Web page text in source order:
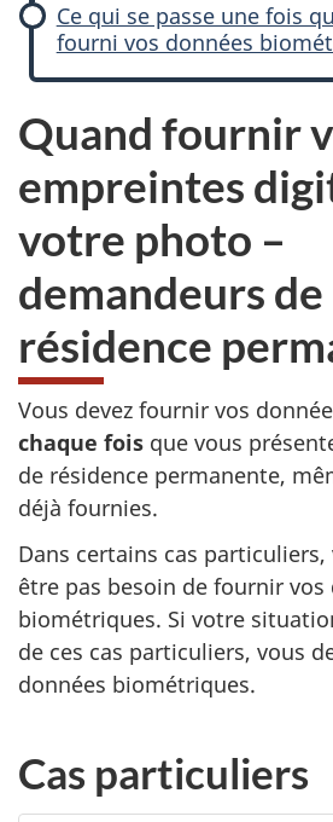
Ce qui se passe une fois
fourni vos données
Quand fournir
empreintes
votre photo –
demandeurs de
résidence
Vous devez fournir vos
chaque fois que vous
de résidence permanente,
déjà fournies.
Dans certains cas particuliers,
être pas besoin de fournir vos
biométriques. Si votre
de ces cas particuliers, vous
données biométriques.
Cas particuliers